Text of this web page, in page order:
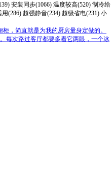
安装同步(1066) 温度较高(520) 制冷给
用(286) 超强静音(234) 超级省电(231) 小
，简直就是为我的厨房量身定做的。
每次路过客厅都要多看它两眼，一个冰